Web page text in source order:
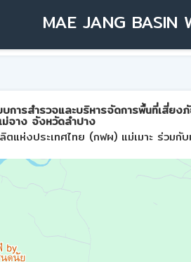
MAE JANG BASIN
การสำรวจและบริหารจัดการพื้นที่เสี่ย
จาง จังหวัดลำปาง
ตแห่งประเทศไทย (กฟผ) แม่เมาะ ร่วมกั